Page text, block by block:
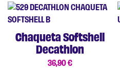
Chaqueta Softshell
Decathlon
36,90 €